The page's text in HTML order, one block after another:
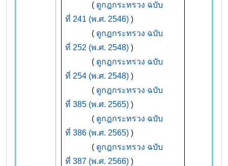
( ดูกฎกระทรวง ฉบับ
ที่ 241 (พ.ศ. 2546) )
( ดูกฎกระทรวง ฉบับ
ที่ 252 (พ.ศ. 2548) )
( ดูกฎกระทรวง ฉบับ
ที่ 254 (พ.ศ. 2548) )
( ดูกฎกระทรวง ฉบับ
ที่ 385 (พ.ศ. 2565) )
( ดูกฎกระทรวง ฉบับ
ที่ 386 (พ.ศ. 2565) )
( ดูกฎกระทรวง ฉบับ
ที่ 387 (พ.ศ. 2566) )